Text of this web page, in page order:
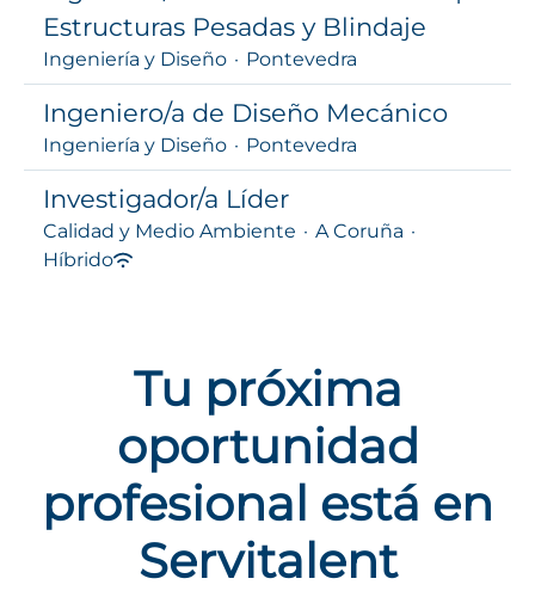
Estructuras Pesadas y Blindaje
Ingeniería y Diseño · Pontevedra
Ingeniero/a de Diseño Mecánico
Ingeniería y Diseño · Pontevedra
Investigador/a Líder
Calidad y Medio Ambiente · A Coruña ·
Híbrido
Tu próxima
oportunidad
profesional está en
Servitalent